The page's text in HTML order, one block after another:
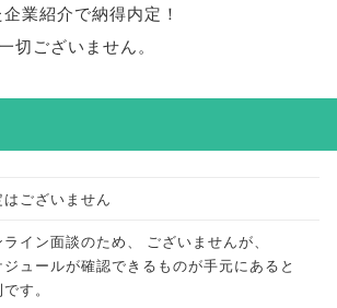
業紹介で納得内定！
切ございません。
はございません
ライン面談のため、 ございませんが、
ジュールが確認できるものが手元にあると
す。